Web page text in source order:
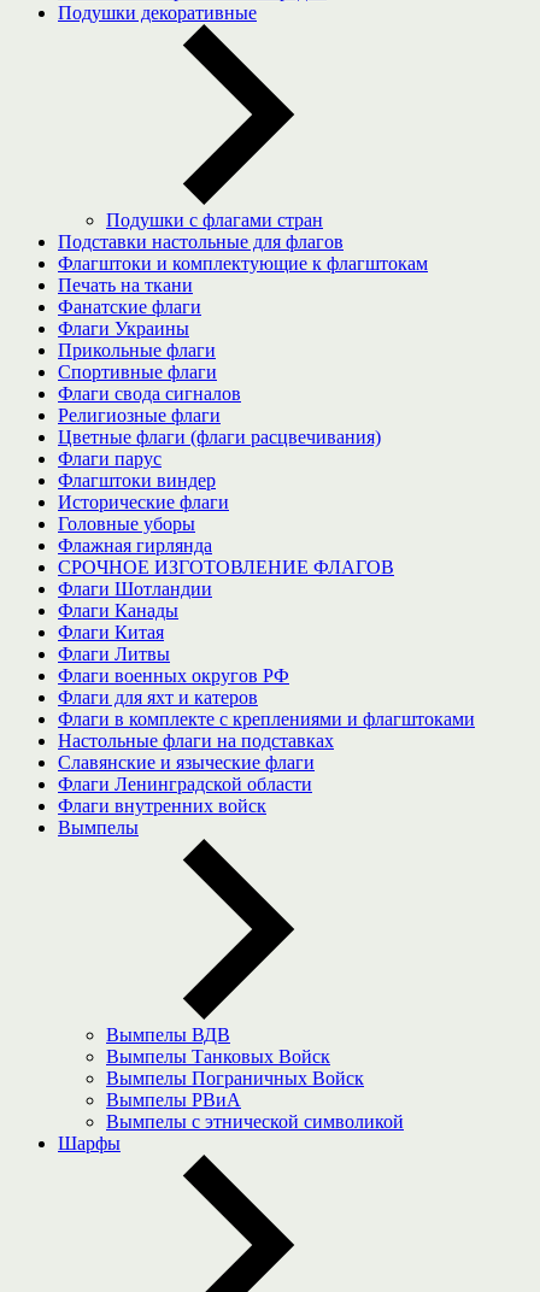
Подушки декоративные
Подушки с флагами стран
Подставки настольные для флагов
Флагштоки и комплектующие к флагштокам
Печать на ткани
Фанатские флаги
Флаги Украины
Прикольные флаги
Спортивные флаги
Флаги свода сигналов
Религиозные флаги
Цветные флаги (флаги расцвечивания)
Флаги парус
Флагштоки виндер
Исторические флаги
Головные уборы
Флажная гирлянда
СРОЧНОЕ ИЗГОТОВЛЕНИЕ ФЛАГОВ
Флаги Шотландии
Флаги Канады
Флаги Китая
Флаги Литвы
Флаги военных округов РФ
Флаги для яхт и катеров
Флаги в комплекте с креплениями и флагштоками
Настольные флаги на подставках
Славянские и языческие флаги
Флаги Ленинградской области
Флаги внутренних войск
Вымпелы
Вымпелы ВДВ
Вымпелы Танковых Войск
Вымпелы Пограничных Войск
Вымпелы РВиА
Вымпелы с этнической символикой
Шарфы